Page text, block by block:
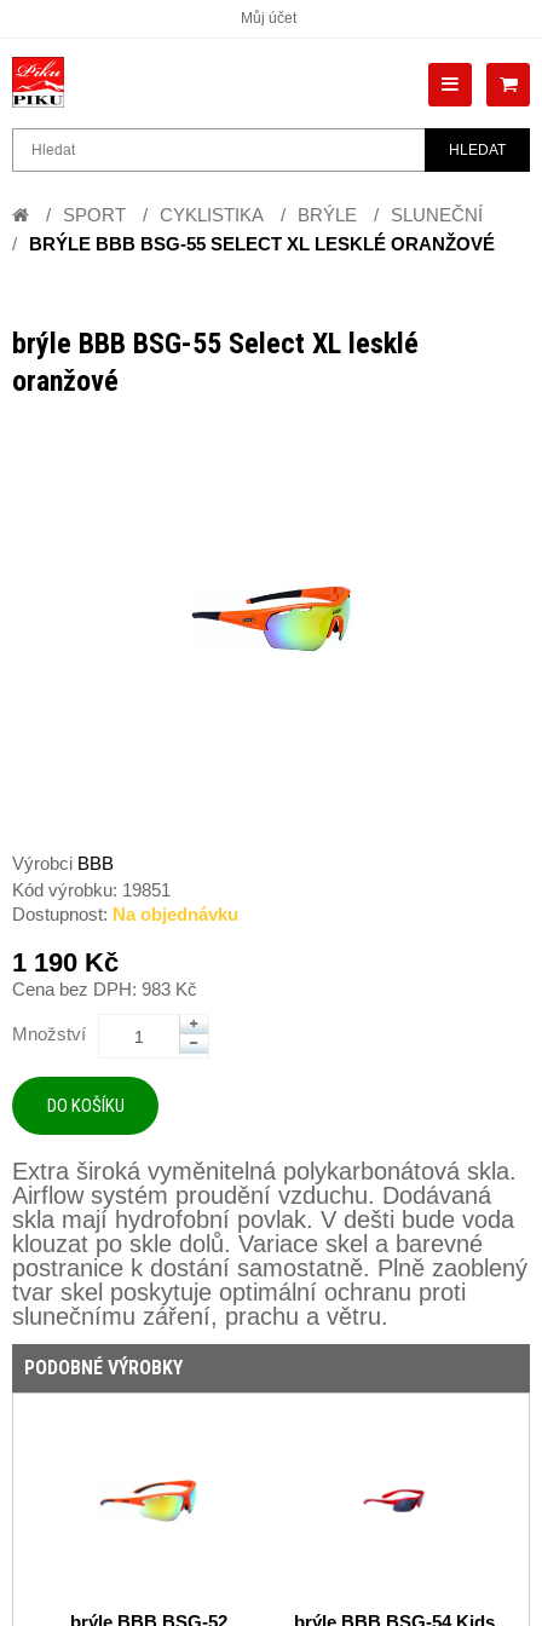
Můj účet
HLEDAT
SPORT CYKLISTIKA BRÝLE
SLUNEČNÍ
BRÝLE BBB BSG-55 SELECT XL LESKLÉ ORANŽOVÉ
brýle BBB BSG-55 Select XL lesklé
oranžové
Výrobci BBB
Kód výrobku: 19851
Dostupnost: Na objednávku
1 190 Kč
Cena bez DPH: 983 Kč
Množství
Extra široká vyměnitelná polykarbonátová skla.
Airflow systém proudění vzduchu. Dodávaná
skla mají hydrofobní povlak. V dešti bude voda
klouzat po skle dolů. Variace skel a barevné
postranice k dostání samostatně. Plně zaoblený
tvar skel poskytuje optimální ochranu proti
slunečnímu záření, prachu a větru.
PODOBNÉ VÝROBKY